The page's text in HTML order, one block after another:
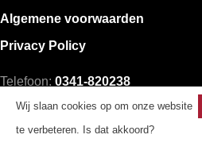
Algemene voorwaarden
Privacy Policy
Telefoon: 0341-820238
E-mail:
klantenservice@mystore.nl
Wij slaan cookies op om onze website
te verbeteren. Is dat akkoord?